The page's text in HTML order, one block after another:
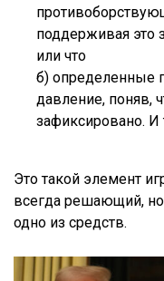
поддерживая это
или что
б) определенные
давление, поняв,
зафиксировано. И
Это такой элемент
всегда решающий, но
одно из средств.